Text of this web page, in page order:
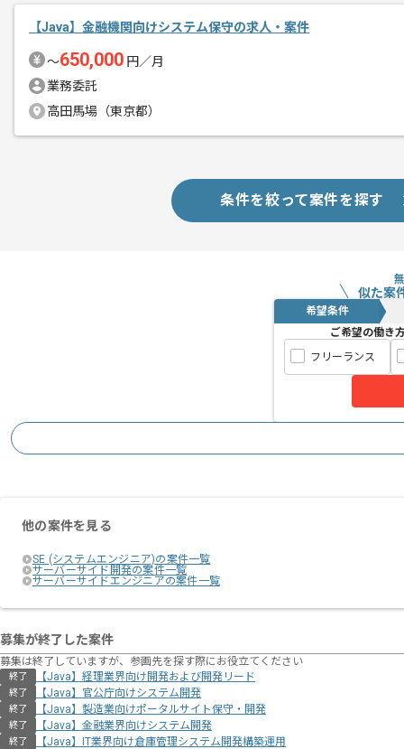
【Java】金融機関向けシステム保守の求人・案件
〜650,000 円／月
業務委託
高田馬場（東京都）
条件を絞って案件を探す
似た案
希望条件
ご希望の働き
フリーランス
他の案件を見る
SE (システムエンジニア)の案件一覧
サーバーサイド開発の案件一覧
サーバーサイドエンジニアの案件一覧
募集が終了した案件
募集は終了していますが、参画先を探す際にお役立てください
終了 【Java】経理業界向け開発および開発リード
終了 【Java】官公庁向けシステム開発
終了 【Java】製造業向けポータルサイト保守・開発
終了 【Java】金融業界向けシステム開発
終了 【Java】IT業界向け倉庫管理システム開発構築運用